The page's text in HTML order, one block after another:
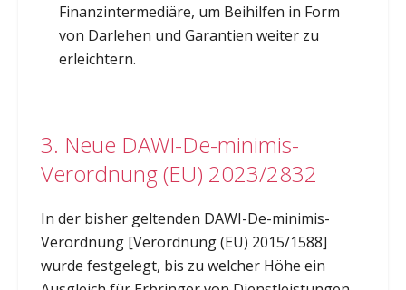
Finanzintermediäre, um Beihilfen in Form
von Darlehen und Garantien weiter zu
erleichtern.
3. Neue DAWI-De-minimis-
Verordnung (EU) 2023/2832
In der bisher geltenden DAWI-De-minimis-
Verordnung [Verordnung (EU) 2015/1588]
wurde festgelegt, bis zu welcher Höhe ein